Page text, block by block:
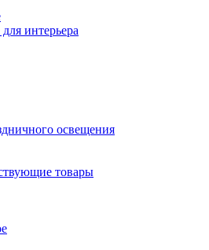
интерьера
освещения
товары